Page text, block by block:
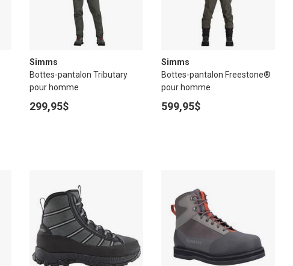
Simms
Bottes-pantalon Tributary
pour homme
299,95$
Simms
Bottes-pantalon Freestone®
pour homme
599,95$